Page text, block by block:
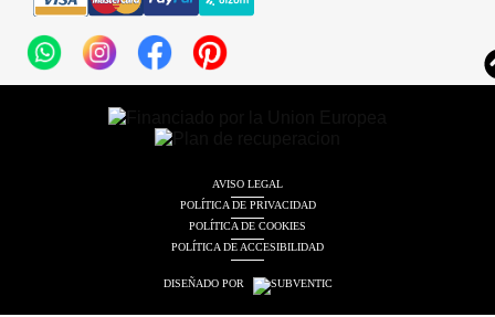
AVISO LEGAL
POLÍTICA DE PRIVACIDAD
POLÍTICA DE COOKIES
POLÍTICA DE ACCESIBILIDAD
DISEÑADO POR